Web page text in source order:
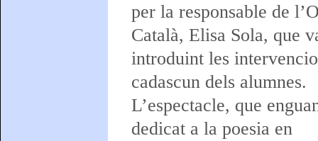
per la responsable de
Català, Elisa Sola, que
introduint les
cadascun dels alumnes.
L’espectacle, que
dedicat a la poesia en